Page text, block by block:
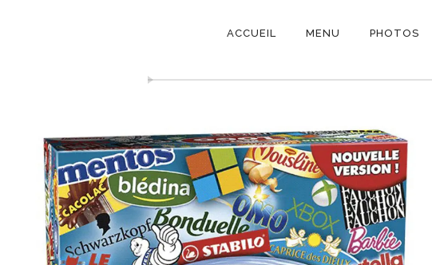
NAVIGATION
ACCUEIL MENU PHOTOS